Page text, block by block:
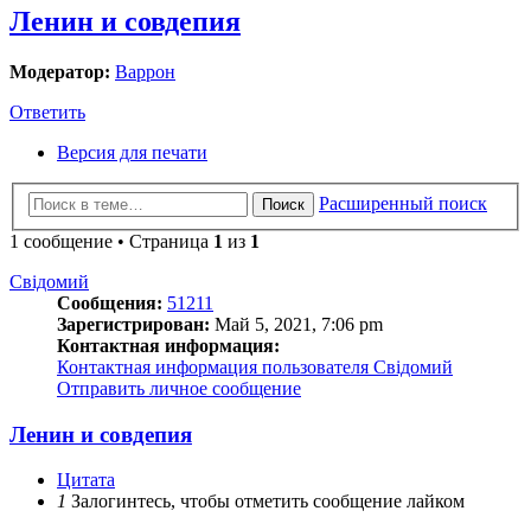
Ленин и совдепия
Модератор: Варрон
Ответить
Версия для печати
Поиск
Расширенный поиск
1 сообщение • Страница 1 из 1
Свідомий
Сообщения: 51211
Зарегистрирован: Май 5, 2021, 7:06 pm
Контактная информация:
Контактная информация пользователя Свідомий
Отправить личное сообщение
Ленин и совдепия
Цитата
1 Залогинтесь, чтобы отметить сообщение лайком